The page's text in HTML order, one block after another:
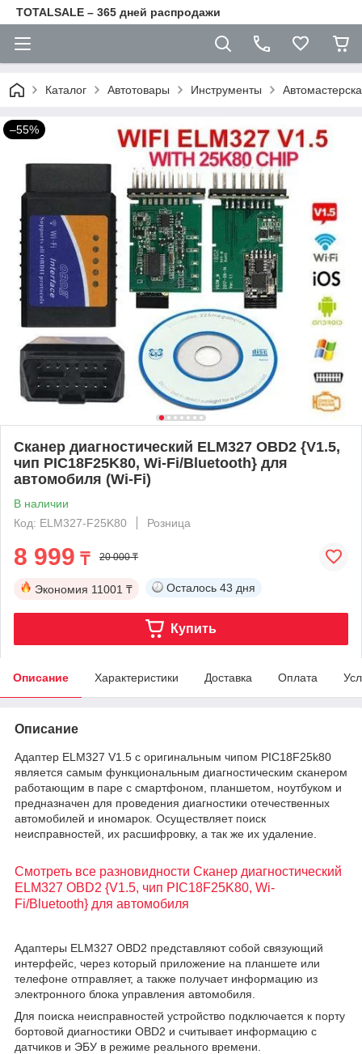
TOTALSALE – 365 дней распродажи
Каталог Автотовары Инструменты
–55%
Cканер диагностический ELM327 OBD2 {V1.5,
чип PIC18F25K80, Wi-Fi/Bluetooth} для
автомобиля (Wi-Fi)
В наличии
Код: ELM327-F25K80
Розница
8 999 ₸ 20 000 ₸
Экономия 11001 ₸ Осталось 43 дня
Купить
Описание Характеристики Доставка Оплата
Описание
Адаптер ELM327 V1.5 с оригинальным чипом PIC18F25k80
является самым функциональным диагностическим сканером
работающим в паре с смартфоном, планшетом, ноутбуком и
предназначен для проведения диагностики отечественных
автомобилей и иномарок. Осуществляет поиск
неисправностей, их расшифровку, а так же их удаление.
Смотреть все разновидности Cканер диагностический
ELM327 OBD2 {V1.5, чип PIC18F25K80, Wi-
Fi/Bluetooth} для автомобиля
Адаптеры ELM327 OBD2 представляют собой связующий
интерфейс, через который приложение на планшете или
телефоне отправляет, а также получает информацию из
электронного блока управления автомобиля.
Для поиска неисправностей устройство подключается к порту
бортовой диагностики OBD2 и считывает информацию с
датчиков и ЭБУ в режиме реального времени.